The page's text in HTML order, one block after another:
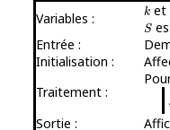
Variables : k
ket
S
S
Entrée :
Initialisation :
Traitement :
Sortie :